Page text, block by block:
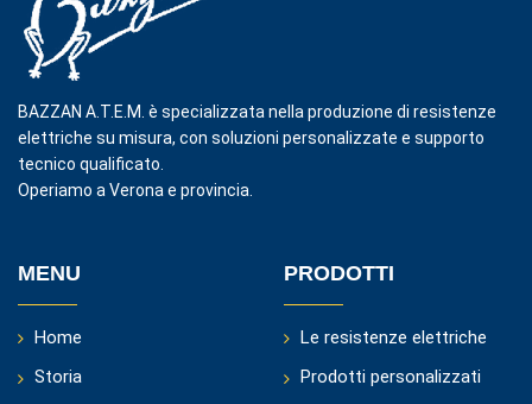
BAZZAN A.T.E.M. è specializzata nella produzione di resistenze
elettriche su misura, con soluzioni personalizzate e supporto
tecnico qualificato.
Operiamo a Verona e provincia.
MENU
Home
Storia
PRODOTTI
Le resistenze elettriche
Prodotti personalizzati